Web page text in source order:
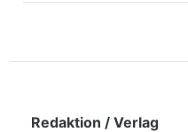
Redaktion / Verlag